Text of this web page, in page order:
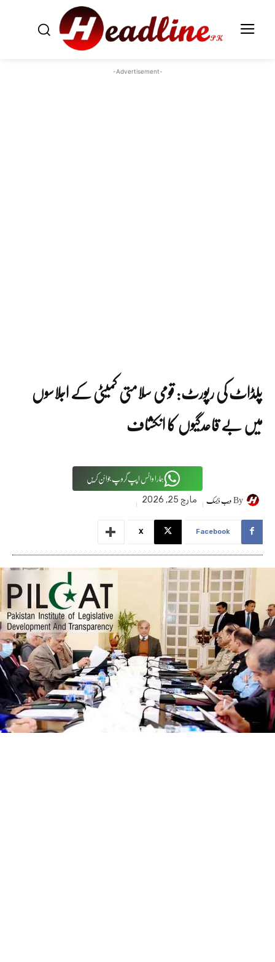
-Advertisement-
پلڈاٹ کی رپورٹ: قومی سلامتی کمیٹی کے اجلاسوں
میں بے قاعدگیوں کا انکشاف
ہمارا واٹس اپپ گروپ جوائن کریں
Byویب ڈیسک مارچ 25, 2026
Facebook
X